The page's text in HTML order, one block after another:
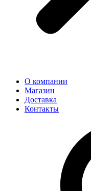
О компании
Магазин
Доставка
Контакты